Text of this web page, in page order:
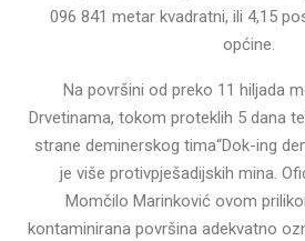
096 841 metar kvadratni, ili 4,15
općine.
Na površini od preko 11 hiljada
Drvetinama, tokom proteklih 5 dana
strane deminerskog tima“Dok-ing
je više protivpješadijskih mina.
Momčilo Marinković ovom
kontaminirana površina adekvatno